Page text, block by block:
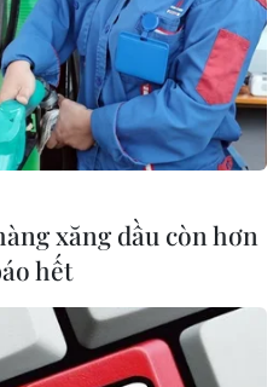
xăng dầu còn hơn
hết